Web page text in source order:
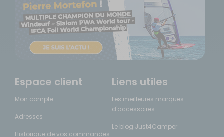
Espace client
Mon compte
Adresses
Historique de vos commandes
Liens utiles
Les meilleures marques
d'accessoires
Le blog Just4Camper